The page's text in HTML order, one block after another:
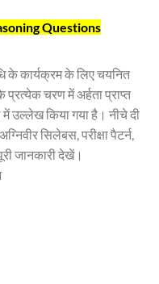
Questions
के कार्यक्रम के लिए चयनित
प्रत्येक चरण में अर्हता प्राप्त
उल्लेख किया गया है। नीचे दी
सिलेबस, परीक्षा पैटर्न,
जानकारी देखें।